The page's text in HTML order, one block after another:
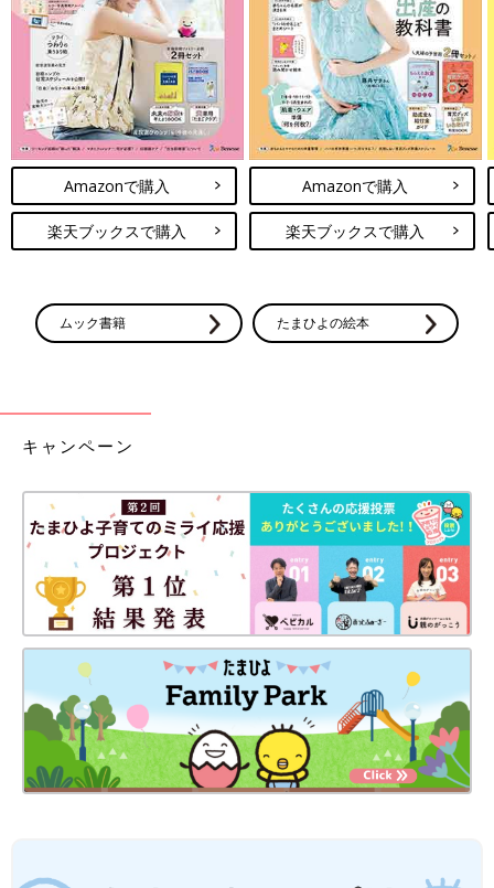
Amazonで購入
楽天ブックスで購入
Amazonで購入
楽天ブックスで購入
ムック書籍 たまひよの絵本
キャンペーン